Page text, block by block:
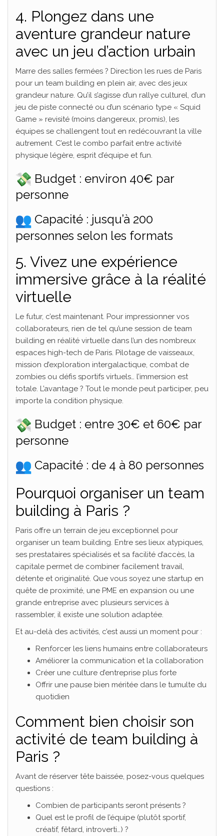
4. Plongez dans une
aventure grandeur nature
avec un jeu d’action urbain
Marre des salles fermées ? Direction les rues de Paris
pour un team building en plein air, avec des jeux
grandeur nature. Qu’il s’agisse d’un rallye culturel, d’un
jeu de piste connecté ou d’un scénario type « Squid
Game » revisité (moins dangereux, promis), les
équipes se challengent tout en redécouvrant la ville
autrement. C’est le combo parfait entre activité
physique légère, esprit d’équipe et fun.
Budget : environ 40€ par
personne
Capacité : jusqu’à 200
personnes selon les formats
5. Vivez une expérience
immersive grâce à la réalité
virtuelle
Le futur, c’est maintenant. Pour impressionner vos
collaborateurs, rien de tel qu’une session de team
building en réalité virtuelle dans l’un des nombreux
espaces high-tech de Paris. Pilotage de vaisseaux,
mission d’exploration intergalactique, combat de
zombies ou défis sportifs virtuels… l’immersion est
totale. L’avantage ? Tout le monde peut participer, peu
importe la condition physique.
Budget : entre 30€ et 60€ par
personne
Capacité : de 4 à 80 personnes
Pourquoi organiser un team
building à Paris ?
Paris offre un terrain de jeu exceptionnel pour
organiser un team building. Entre ses lieux atypiques,
ses prestataires spécialisés et sa facilité d’accès, la
capitale permet de combiner facilement travail,
détente et originalité. Que vous soyez une startup en
quête de proximité, une PME en expansion ou une
grande entreprise avec plusieurs services à
rassembler, il existe une solution adaptée.
Et au-delà des activités, c’est aussi un moment pour :
Renforcer les liens humains entre collaborateurs
Améliorer la communication et la collaboration
Créer une culture d’entreprise plus forte
Offrir une pause bien méritée dans le tumulte du
quotidien
Comment bien choisir son
activité de team building à
Paris ?
Avant de réserver tête baissée, posez-vous quelques
questions :
Combien de participants seront présents ?
Quel est le profil de l’équipe (plutôt sportif,
créatif, fêtard, introverti…) ?